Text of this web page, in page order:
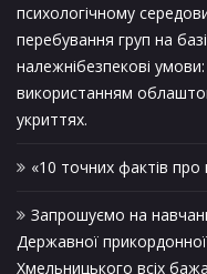
психологічному
перебування груп на
належнібезпекові
використанням
укриттях.
«10 точних фактів про
Запрошуємо на
Державної
Хмельницького всіх